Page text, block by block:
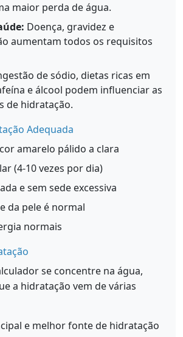
maior perda de água.
Doença, gravidez e
aumentam todos os requisitos
de sódio, dietas ricas em
e álcool podem influenciar as
de hidratação.
Adequada
amarelo pálido a clara
(4-10 vezes por dia)
e sem sede excessiva
da pele é normal
normais
se concentre na água,
a hidratação vem de várias
e melhor fonte de hidratação